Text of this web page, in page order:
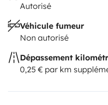
Autorisé
Véhicule fumeur
Non autorisé
Dépassement
0,25 € par km